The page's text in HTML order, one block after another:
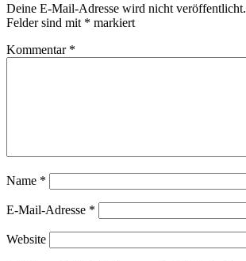
Deine E-Mail-Adresse wird nicht veröffentlicht.
Felder sind mit * markiert
Kommentar *
Name *
E-Mail-Adresse *
Website